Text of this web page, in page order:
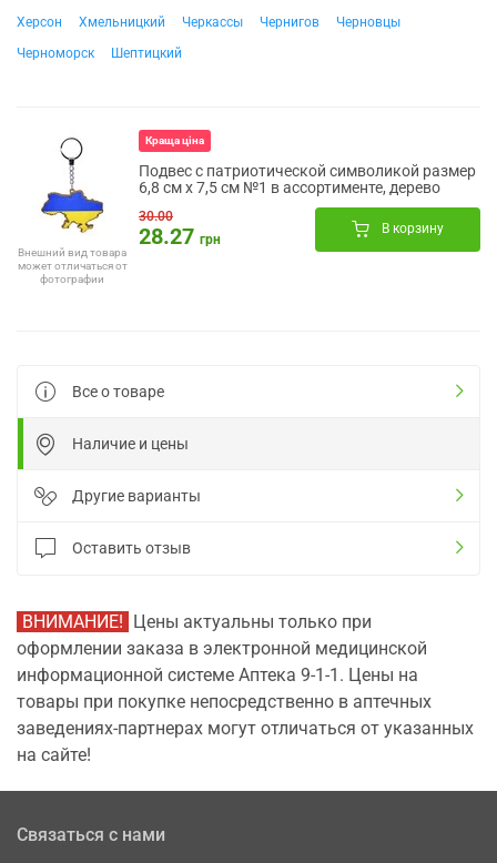
Херсон
Хмельницкий Черкассы Чернигов
Черновцы
Черноморск
Шептицкий
Внешний вид товара
может отличаться от
фотографии
Краща ціна
Подвес с патриотической символикой размер
6,8 см х 7,5 см №1 в ассортименте, дерево
30.00
28.27 грн
В корзину
Все о товаре
Наличие и цены
Другие варианты
Оставить отзыв
ВНИМАНИЕ! Цены актуальны только при
оформлении заказа в электронной медицинской
информационной системе Аптека 9-1-1. Цены на
товары при покупке непосредственно в аптечных
заведениях-партнерах могут отличаться от указанных
на сайте!
Связаться с нами